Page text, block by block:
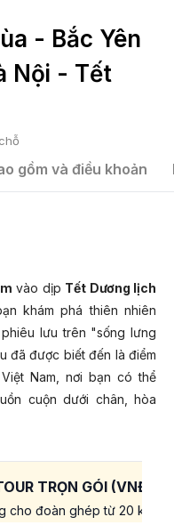
- Bắc Yên
Nội - Tết
gồm và điều khoản
vào dịp Tết Dương lịch
khám phá thiên nhiên
lưu trên "sống lưng
đã được biết đến là điểm
Nam, nơi bạn có thể
cuộn dưới chân, hòa
TRỌN GÓI (VNĐ/
cho đoàn ghép từ 20